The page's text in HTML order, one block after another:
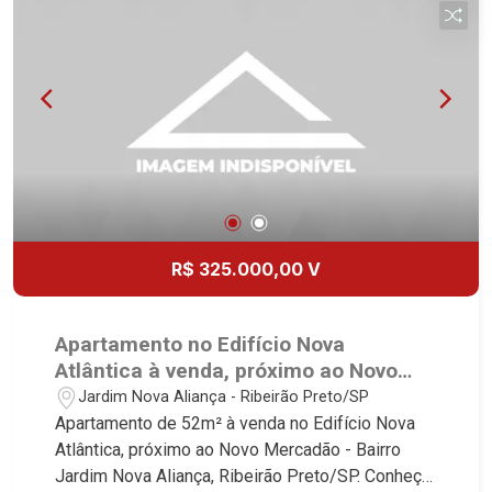
R$ 325.000,00 V
Apartamento no Edifício Nova
Atlântica à venda, próximo ao Novo
Mercadão - Ribeirão Preto/SP.
Jardim Nova Aliança - Ribeirão Preto/SP
Apartamento de 52m² à venda no Edifício Nova
Atlântica, próximo ao Novo Mercadão - Bairro
Jardim Nova Aliança, Ribeirão Preto/SP. Conheça